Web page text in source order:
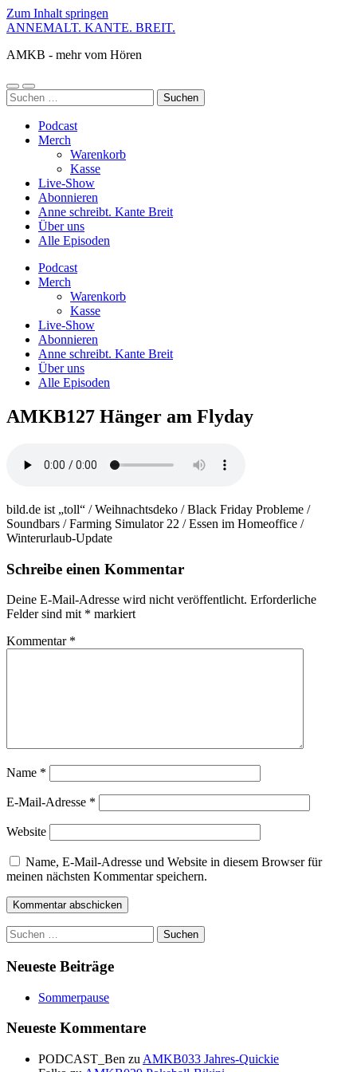
Zum Inhalt springen
ANNEMALT. KANTE. BREIT.
AMKB - mehr vom Hören
Mobile-
Menü
Suchfeld
ein-/ausblenden
Suchen
nach:
Podcast
Merch
Warenkorb
Kasse
Live-Show
Abonnieren
Anne schreibt. Kante Breit
Über uns
Alle Episoden
Podcast
Merch
Warenkorb
Kasse
Live-Show
Abonnieren
Anne schreibt. Kante Breit
Über uns
Alle Episoden
AMKB127 Hänger am Flyday
bild.de ist „toll“ / Weihnachtsdeko / Black Friday Probleme /
Soundbars / Farming Simulator 22 / Essen im Homeoffice /
Winterurlaub-Update
Schreibe einen Kommentar
Deine E-Mail-Adresse wird nicht veröffentlicht. Erforderliche
Felder sind mit * markiert
Kommentar *
Name *
E-Mail-Adresse *
Website
Name, E-Mail-Adresse und Website in diesem Browser für
meinen nächsten Kommentar speichern.
Suchen
nach:
Neueste Beiträge
Sommerpause
Neueste Kommentare
PODCAST_Ben zu AMKB033 Jahres-Quickie